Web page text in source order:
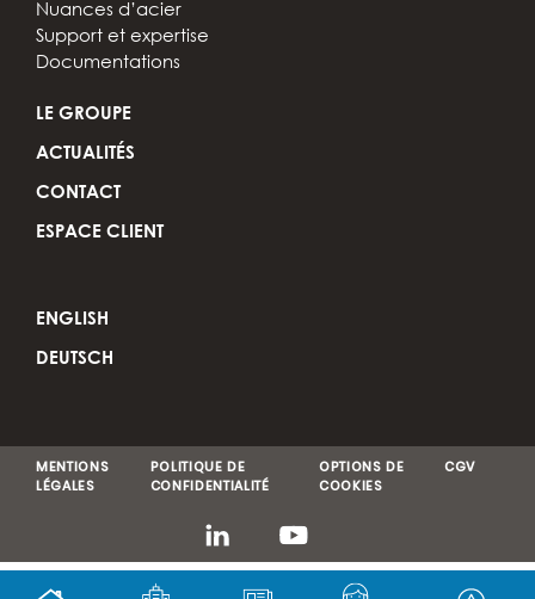
Nuances d’acier
Support et expertise
Documentations
LE GROUPE
ACTUALITÉS
CONTACT
ESPACE CLIENT
ENGLISH
DEUTSCH
MENTIONS
LÉGALES
POLITIQUE DE
CONFIDENTIALITÉ
OPTIONS DE
COOKIES
CGV